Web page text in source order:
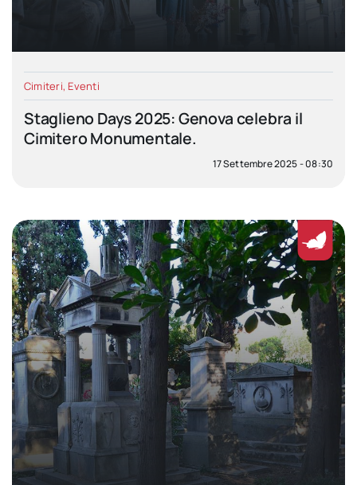
Cimiteri, Eventi
Staglieno Days 2025: Genova celebra il
Cimitero Monumentale.
17 Settembre 2025 - 08:30